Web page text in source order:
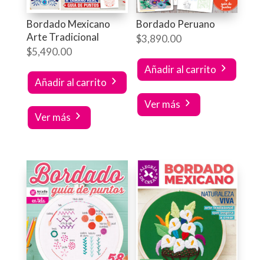
Bordado Mexicano
Arte Tradicional
$5,490.00
Añadir al carrito
Ver más
Bordado Peruano
$3,890.00
Añadir al carrito
Ver más